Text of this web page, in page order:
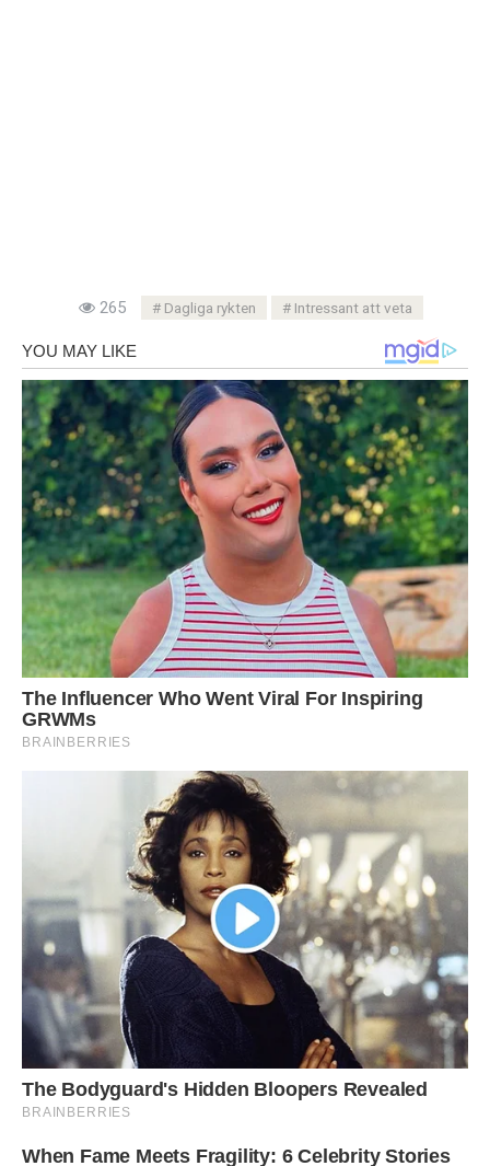
265 Dagliga rykten Intressant att veta